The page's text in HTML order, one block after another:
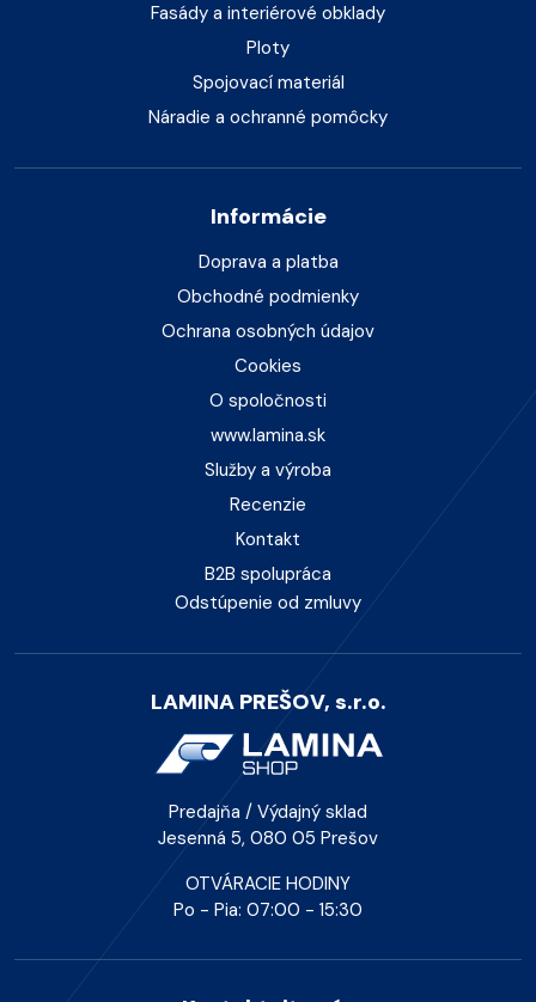
Fasády a interiérové obklady
Ploty
Spojovací materiál
Náradie a ochranné pomôcky
Informácie
Doprava a platba
Obchodné podmienky
Ochrana osobných údajov
Cookies
O spoločnosti
www.lamina.sk
Služby a výroba
Recenzie
Kontakt
B2B spolupráca
Odstúpenie od zmluvy
LAMINA PREŠOV, s.r.o.
Predajňa / Výdajný sklad
Jesenná 5, 080 05 Prešov
OTVÁRACIE HODINY
Po - Pia: 07:00 - 15:30